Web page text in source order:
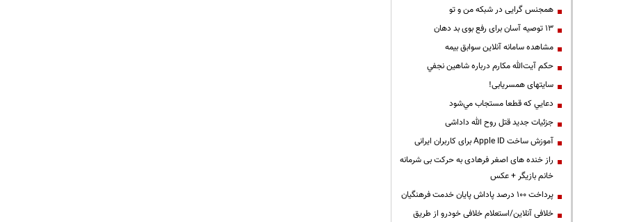
همجنس گرایی در شبکه من و تو
13 توصیه آسان برای رفع بوی بد دهان
مشاهده سامانه آنلاين سوابق بیمه
حكم آيت‌الله مكارم درباره شاهين نجفي
سایتهای همسریابی!
دعايي كه قطعا مستجاب مي‌شود
جزئیات جدید قتل روح الله داداشی
آموزش ساخت Apple ID برای کاربران ایرانی
راز خنده های اصغر فرهادی به حرکت بی شرمانه
خانم بازیگر + عکس
پرداخت ۱۰۰ درصد پاداش پایان خدمت فرهنگیان
خلافی آنلاین/استعلام خلافی خودرو از طریق